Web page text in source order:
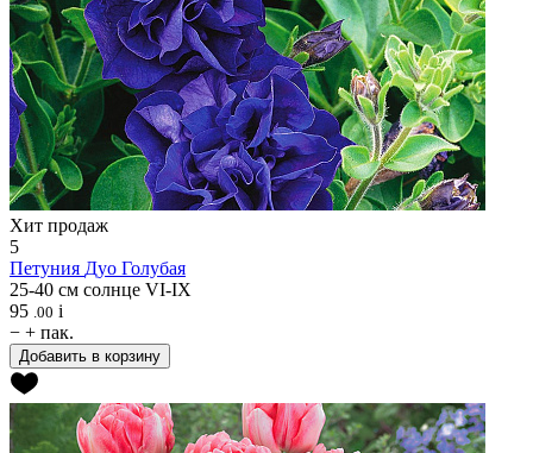
Хит продаж
5
Петуния Дуо Голубая
25-40 см солнце VI-IX
95 .00 i
− + пак.
Добавить в корзину